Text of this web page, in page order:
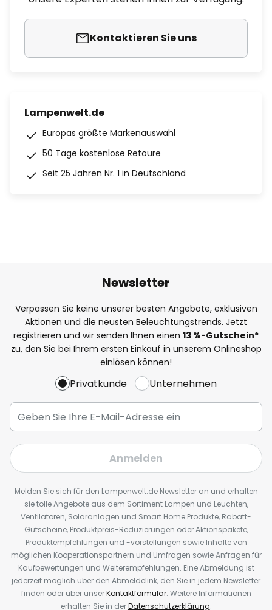
Kontaktieren Sie uns
Lampenwelt.de
Europas größte Markenauswahl
50 Tage kostenlose Retoure
Seit 25 Jahren Nr. 1 in Deutschland
Newsletter
Verpassen Sie keine unserer besten Angebote, exklusiven
Aktionen und die neusten Beleuchtungstrends. Jetzt
registrieren und wir senden Ihnen einen 13 %-Gutschein*
zu, den Sie bei Ihrem ersten Einkauf in unserem Onlineshop
einlösen können!
Privatkunde Unternehmen
Anmelden
Melden Sie sich für den Lampenwelt.de Newsletter an und erhalten
sie tolle Angebote aus dem Sortiment Lampen und Leuchten,
Ventilatoren, Solaranlagen und Smart Home Produkte, Rabatt-
Gutscheine, Produktpreis-Reduzierungen oder Aktionspakete,
Produktempfehlungen und -vorstellungen sowie Inhalte von
möglichen Kooperationspartnern und Umfragen sowie Anfragen für
Kaufbewertungen und Weiterempfehlungen. Eine Abmeldung ist
jederzeit möglich über den Abmeldelink, den Sie in jedem Newsletter
finden oder über unserKontaktformular. Weitere Informationen
erhalten Sie in derDatenschutzerklärung.